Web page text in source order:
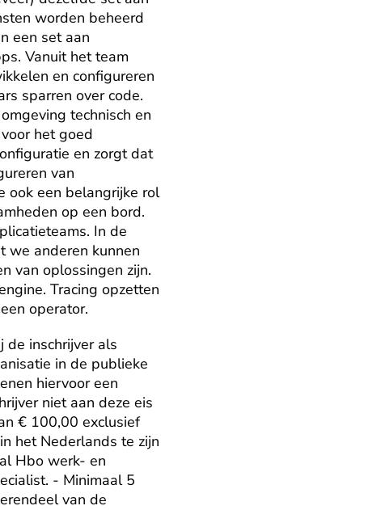
worden beheerd
een set aan
Vanuit het team
en configureren
sparren over code.
technisch en
het goed
en zorgt dat
van
ook een belangrijke rol
op een bord.
In de
we anderen kunnen
van oplossingen zijn.
Tracing opzetten
operator.
de inschrijver als
in de publieke
hiervoor een
niet aan deze eis
€ 100,00 exclusief
het Nederlands te zijn
Hbo werk- en
- Minimaal 5
van de